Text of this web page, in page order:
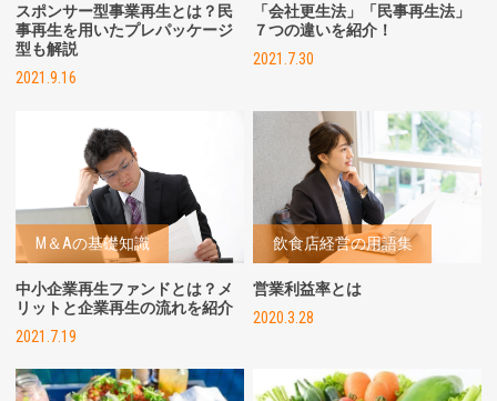
スポンサー型事業再生とは？民
事再生を用いたプレパッケージ
型も解説
2021.9.16
「会社更生法」「民事再生法」
７つの違いを紹介！
2021.7.30
M＆Aの基礎知識
中小企業再生ファンドとは？メ
リットと企業再生の流れを紹介
2021.7.19
飲食店経営の用語集
営業利益率とは
2020.3.28